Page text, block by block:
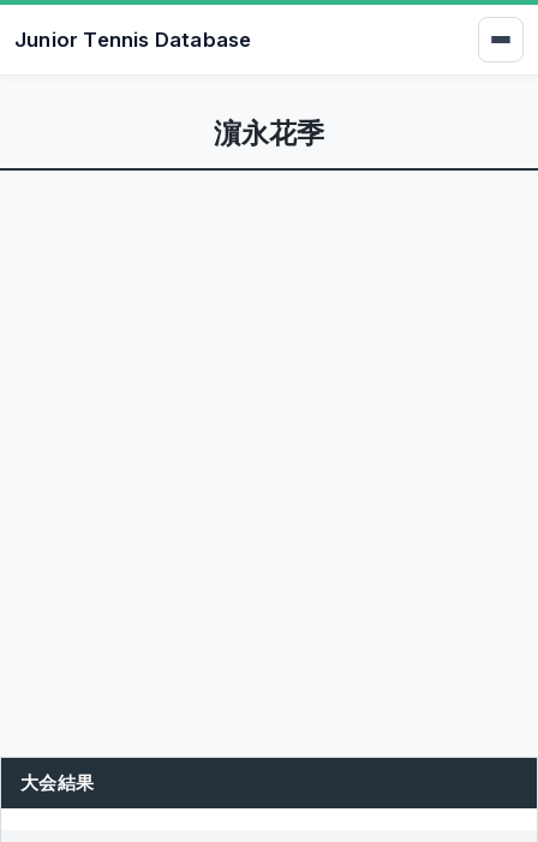
Junior Tennis Database
濵永花季
大会結果